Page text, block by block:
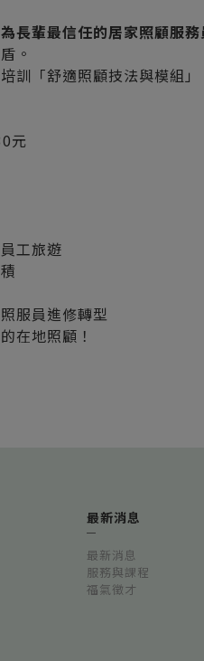
長輩最信任的居家照顧服務
。
訓「舒適照顧技法與模組
元
工旅遊
服員進修轉型
在地照顧！
最新消息
最新消息
服務與課程
福氣徵才